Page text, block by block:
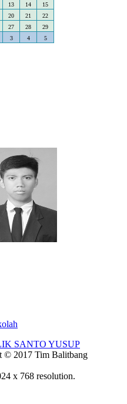
13 14
15
20 21
22
27 28
29
3 4 5
SANTO YUSUP
© 2017 Tim Balitbang
x 768 resolution.